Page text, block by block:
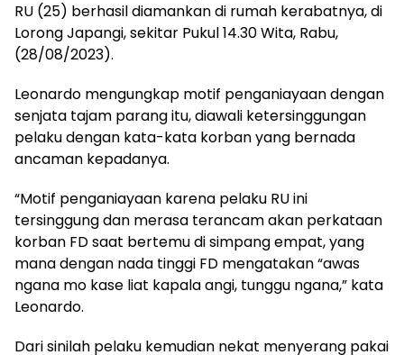
RU (25) berhasil diamankan di rumah kerabatnya, di
Lorong Japangi, sekitar Pukul 14.30 Wita, Rabu,
(28/08/2023).
Leonardo mengungkap motif penganiayaan dengan
senjata tajam parang itu, diawali ketersinggungan
pelaku dengan kata-kata korban yang bernada
ancaman kepadanya.
“Motif penganiayaan karena pelaku RU ini
tersinggung dan merasa terancam akan perkataan
korban FD saat bertemu di simpang empat, yang
mana dengan nada tinggi FD mengatakan “awas
ngana mo kase liat kapala angi, tunggu ngana,” kata
Leonardo.
Dari sinilah pelaku kemudian nekat menyerang pakai